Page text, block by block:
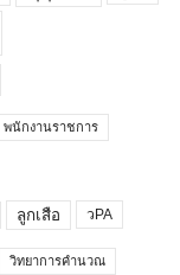
พนักงานราชการ
ลูกเสือ วPA
วิทยาการคำนวณ